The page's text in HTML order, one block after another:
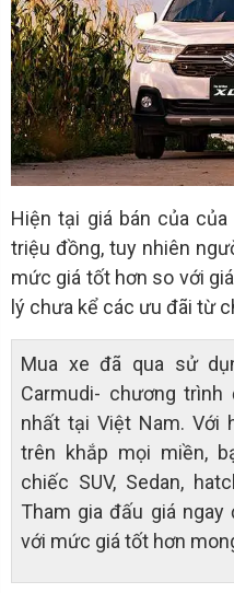
Hiện tại giá bán của
triệu đồng, tuy nhiên
mức giá tốt hơn so với
lý chưa kể các ưu đãi từ
Mua xe đã qua sử
Carmudi- chương
nhất tại Việt Nam. Với
trên khắp mọi miền,
chiếc SUV, Sedan,
Tham gia đấu giá
với mức giá tốt hơn